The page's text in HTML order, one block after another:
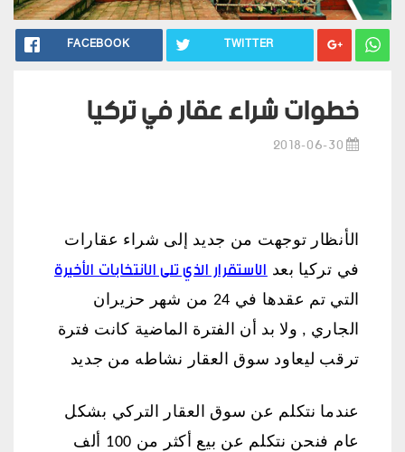
FACEBOOK TWITTER
خطوات شراء عقار في تركيا
2018-06-30
الأنظار توجهت من جديد إلى شراء عقارات
في تركيا بعد الاستقرار الذي تلى الانتخابات الأخيرة
التي تم عقدها في 24 من شهر حزيران
الجاري , ولا بد أن الفترة الماضية كانت فترة
ترقب ليعاود سوق العقار نشاطه من جديد
عندما نتكلم عن سوق العقار التركي بشكل
عام فنحن نتكلم عن بيع أكثر من 100 ألف